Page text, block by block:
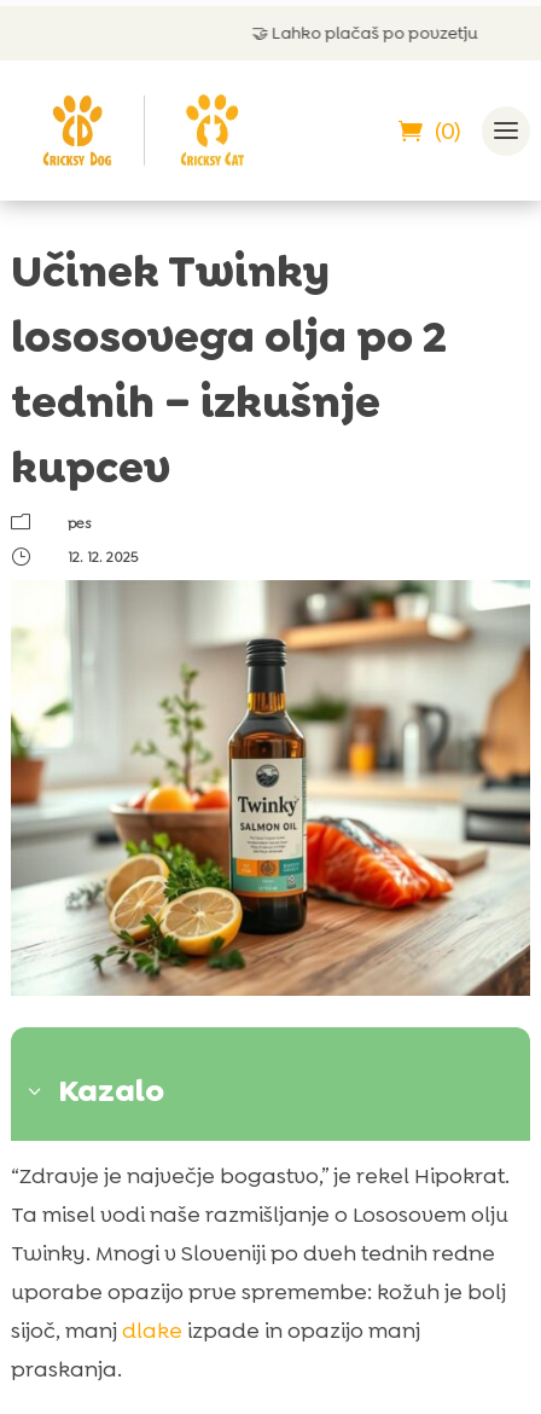
Lahko plačaš po povzetju
(0)
Učinek Twinky
lososovega olja po 2
tednih – izkušnje
kupcev
m
pes
}
12. 12. 2025
3 Kazalo
 Kaj je Twinky lososovo olje in kako deluje
 Zakaj sta 14 dni in doslednost ključna
 Najpogostejše koristi po dveh tednih
uporabe
izkušnje z lososovim oljem twinky
Kako pravilno dozirati Twinky lososovo olje
“Zdravje je največje bogastvo,” je rekel Hipokrat.
Ta misel vodi naše razmišljanje o Lososovem olju
Twinky. Mnogi v Sloveniji po dveh tednih redne
uporabe opazijo prve spremembe: kožuh je bolj
sijoč, manjdlake izpade in opazijo manj
praskanja.